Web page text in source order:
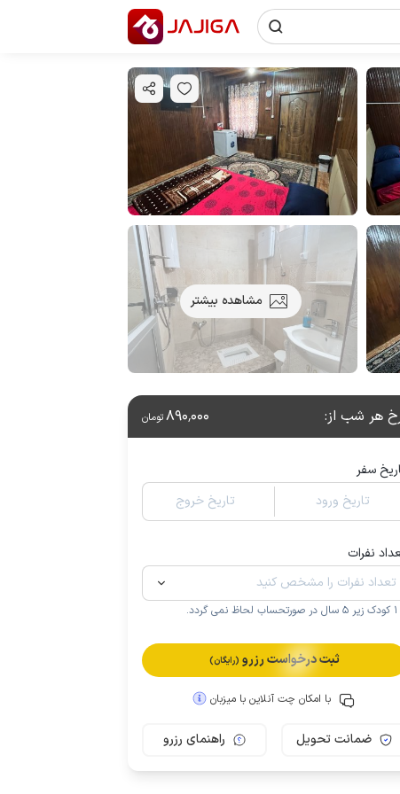
مشاهده بیشتر
هر شب از: 890٬000تومان
سفر
تاریخ ورود
تاریخ خروج
نفرات
ثبت درخواست رزرو (رایگان)
با امکان چت آنلاین با میزبان
ضمانت تحویل راهنمای رزرو